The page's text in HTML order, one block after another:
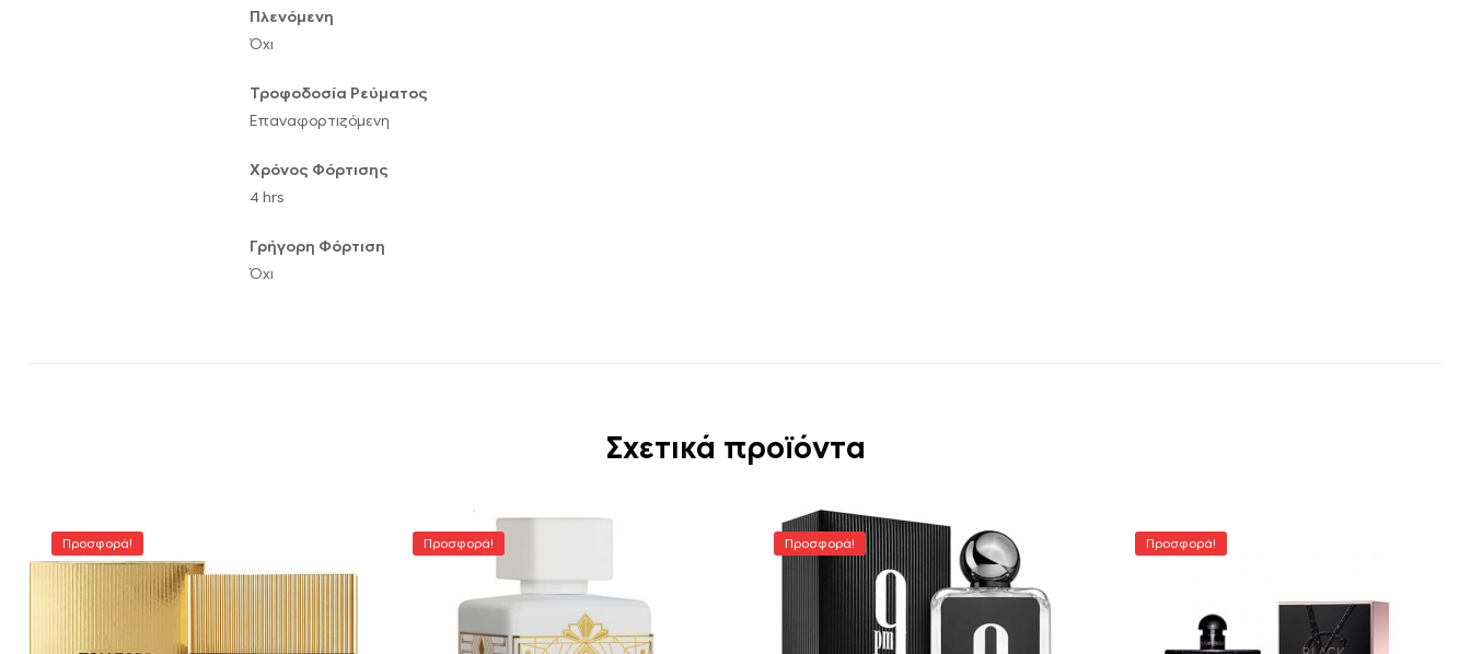
Πλενόμενη
Όχι
Τροφοδοσία Ρεύματος
Επαναφορτιζόμενη
Χρόνος Φόρτισης
4 hrs
Γρήγορη Φόρτιση
Όχι
Σχετικά προϊόντα
Προσφορά! Προσφορά! Προσφορά! Προσφορά!